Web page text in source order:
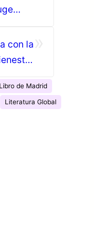
con la
de Madrid
Literatura Global